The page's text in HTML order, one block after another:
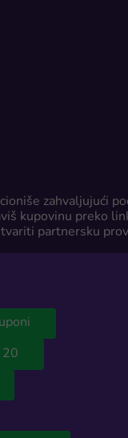
zahvaljujući
kupovinu preko
partnersku
20